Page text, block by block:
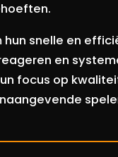
snelle en
en
focus op